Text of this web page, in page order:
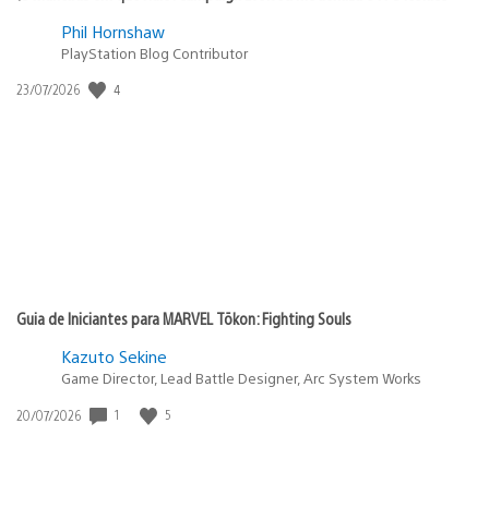
Phil Hornshaw
PlayStation Blog Contributor
Data
23/07/2026 4
Guia de Iniciantes para MARVEL Tōkon: Fighting Souls
Kazuto Sekine
Game Director, Lead Battle Designer, Arc System Works
Data
20/07/2026 1 5